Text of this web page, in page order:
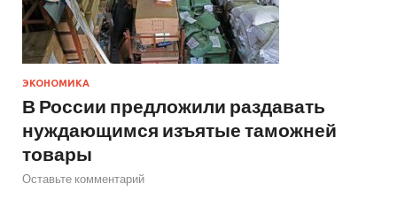
ЭКОНОМИКА
В России предложили раздавать
нуждающимся изъятые таможней
товары
Оставьте комментарий